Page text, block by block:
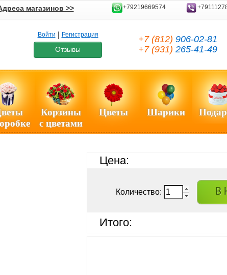
магазинов >> +79219669574
Войти Регистрация
Отзывы
+7 (812) 906-02-81
+7 (931) 265-41-49
Корзины
с цветами
Цветы Шарики
Цена:
Количество: В
Итого: